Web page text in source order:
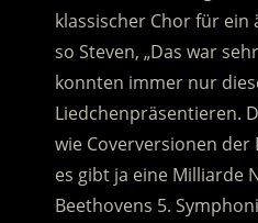
klassischer Chor für ein
so Steven, „Das war
konnten immer nur
Liedchenpräsentieren.
wie Coverversionen der
es gibt ja eine Milliarde
Beethovens 5.